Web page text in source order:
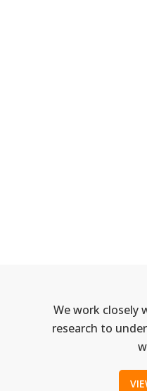
We work closely
research to